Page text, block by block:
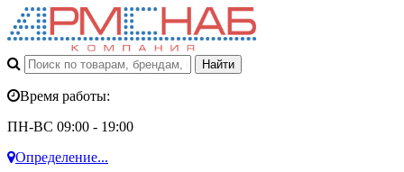
Время работы:
ПН-ВС 09:00 - 19:00
Определение...